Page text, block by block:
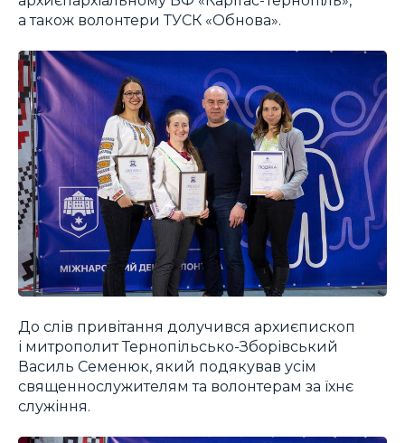
а також волонтери ТУСК «Обнова».
До слів привітання долучився архиєпископ
і митрополит Тернопільсько-Зборівський
Василь Семенюк, який подякував усім
священнослужителям та волонтерам за їхнє
служіння.